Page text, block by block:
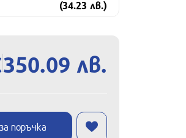
(34.23 лв.)
350.09 лв.
поръчка